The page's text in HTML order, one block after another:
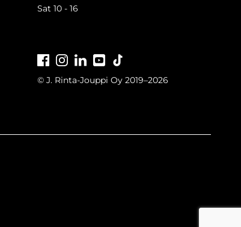
Sat 10 - 16
FacebookInstagramLinkedInYoutube
© J. Rinta-Jouppi Oy 2019–2026